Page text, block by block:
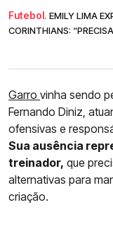
Futebol. EMILY LIMA
CORINTHIANS:
Garro vinha sendo
Fernando Diniz,
ofensivas e
Sua ausência
treinador, que
alternativas para
criação.